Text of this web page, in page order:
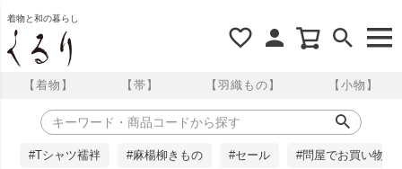
着物と和の暮らし
【着物】 【帯】 【羽織もの】 【小物】
#Tシャツ襦袢 #麻楊柳きもの #セール #問屋でお買い物